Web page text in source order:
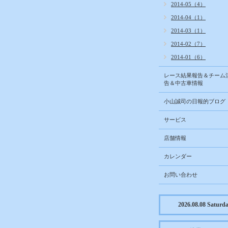
2014-05（4）
2014-04（1）
2014-03（1）
2014-02（7）
2014-01（6）
レース結果報告＆チーム
告＆中古車情報
小山誠司の日報的ブログ
サービス
店舗情報
カレンダー
お問い合わせ
2026.08.08